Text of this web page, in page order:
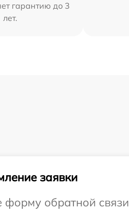
гарантию до 3
лет.
заявки
форму обратной